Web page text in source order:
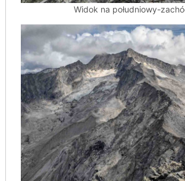
Widok na południowy-